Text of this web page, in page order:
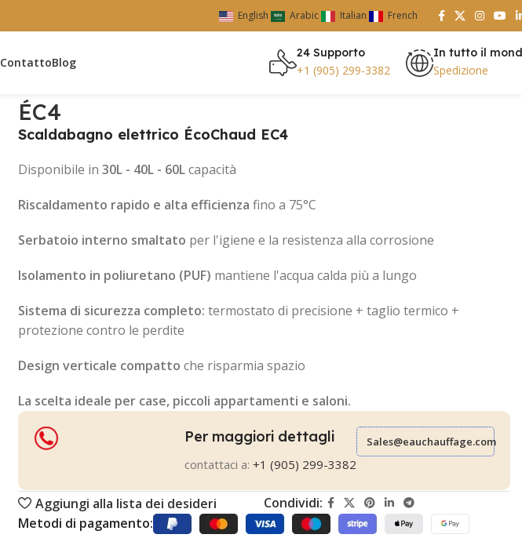
English Arabic Italian French
ContattoBlog
24 Supporto
+1 (905) 299-3382
In tutto il
Spedizione
ÉC4
Scaldabagno elettrico ÉcoChaud EC4
Disponibile in 30L - 40L - 60Lcapacità
Riscaldamento rapido e alta efficienza fino a 75°C
Serbatoio interno smaltato per l'igiene e la resistenza alla corrosione
Isolamento in poliuretano (PUF) mantiene l'acqua calda più a lungo
Sistema di sicurezza completo: termostato di precisione + taglio termico +
protezione contro le perdite
Design verticale compatto che risparmia spazio
La scelta ideale per case, piccoli appartamenti e saloni.
Per maggiori dettagli
contattaci a: +1 (905) 299-3382
Sales@eauchauffage.com
Aggiungi alla lista dei desideri
Condividi:
Metodi di pagamento: